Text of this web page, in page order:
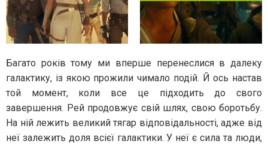
Багато років тому ми вперше перенеслися в далеку
галактику, із якою прожили чимало подій. Й ось настав
той момент, коли все це підходить до свого
завершення. Рей продовжує свій шлях, свою боротьбу.
На ній лежить великий тягар відповідальності, адже від
неї залежить доля всієї галактики. У неї є сила та люди,